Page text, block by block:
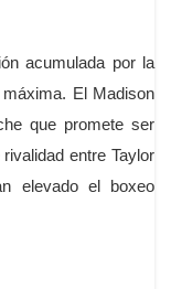
acumulada por la
El Madison
que promete ser
entre Taylor
elevado el boxeo